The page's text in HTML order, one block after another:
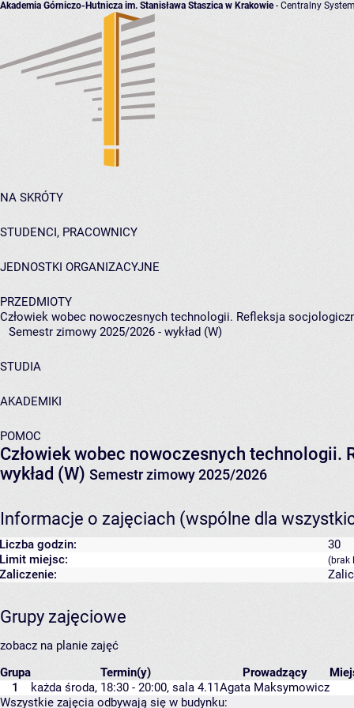
Akademia Górniczo-Hutnicza im. Stanisława Staszica w Krakowie- Centralny
NA SKRÓTY
STUDENCI, PRACOWNICY
JEDNOSTKI ORGANIZACYJNE
PRZEDMIOTY
Człowiek wobec nowoczesnych technologii. Refleksja
Semestr zimowy 2025/2026 - wykład (W)
STUDIA
AKADEMIKI
POMOC
Człowiek wobec nowoczesnych technologii.
wykład (W) Semestr zimowy 2025/2026
Informacje o zajęciach (wspólne dla
Liczba godzin:
30
Limit miejsc:
(brak
Zaliczenie:
Grupy zajęciowe
zobacz na planie zajęć
Grupa
Termin(y) Prowadzący
1
każda środa, 18:30 - 20:00, sala 4.11Agata Maksymowicz
Wszystkie zajęcia odbywają się w budynku: